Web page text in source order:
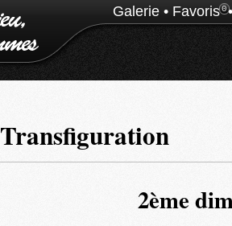
Galerie • Favoris0
Transfiguration
2ème